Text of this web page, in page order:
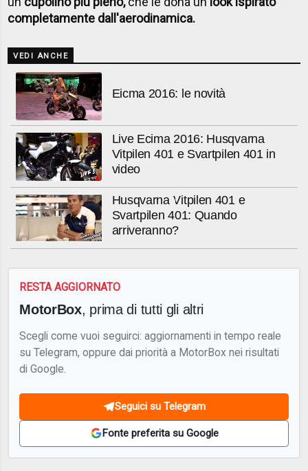
completamente dall'aerodinamica.
VEDI ANCHE
Eicma 2016: le novità
Live Ecima 2016: Husqvarna
Vitpilen 401 e Svartpilen 401 in
video
Husqvarna Vitpilen 401 e
Svartpilen 401: Quando
arriveranno?
RESTA AGGIORNATO
MotorBox, prima di tutti gli altri
Scegli come vuoi seguirci: aggiornamenti in tempo reale
su Telegram, oppure dai priorità a MotorBox nei risultati
di Google.
Seguici su Telegram
Fonte preferita su Google